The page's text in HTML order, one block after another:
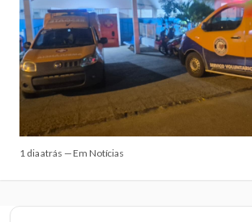
1 dia atrás — Em Notícias